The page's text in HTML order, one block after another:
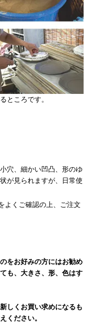
ところです。
穴、細かい凹凸、形のゆ
が見られますが、日常使
よくご確認の上、ご注文
をお好みの方にはお勧め
も、大きさ、形、色はす
しくお買い求めになるも
ください。